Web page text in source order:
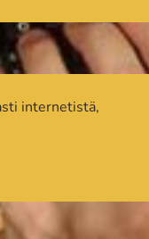
internetistä,